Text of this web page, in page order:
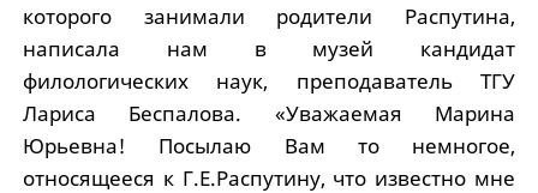
которого занимали родители Распутина,
написала нам в музей кандидат
филологических наук, преподаватель ТГУ
Лариса Беспалова. «Уважаемая Марина
Юрьевна! Посылаю Вам то немногое,
относящееся к Г.Е.Распутину, что известно мне